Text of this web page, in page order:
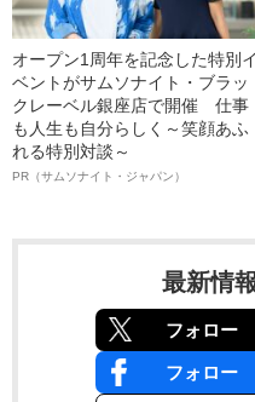
オープン1周年を記念した特別イ
ベントがサムソナイト・ブラッ
クレーベル銀座店で開催 仕事
も人生も自分らしく～笑顔あふ
れる特別対談～
PR（サムソナイト・ジャパン）
最新情
フォロー
フォロー